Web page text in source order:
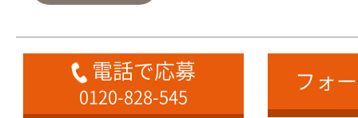
電話で応募
0120-828-545
フォ